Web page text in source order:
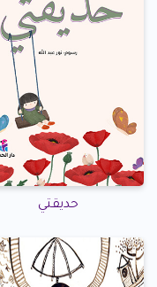
حديقتي